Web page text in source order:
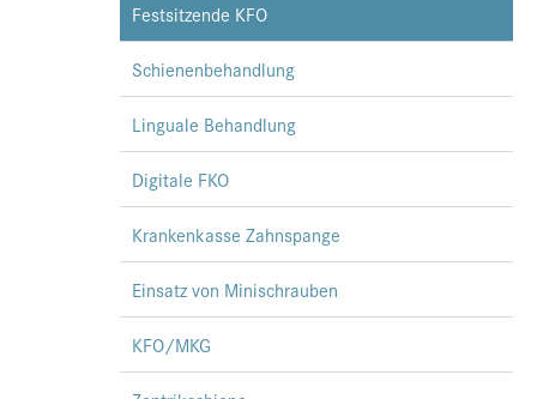
Festsitzende KFO
Schienenbehandlung
Linguale Behandlung
Digitale FKO
Krankenkasse Zahnspange
Einsatz von Minischrauben
KFO/MKG